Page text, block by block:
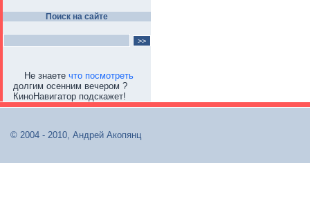
Поиск на сайте
Не знаете что посмотреть
долгим осенним вечером ?
КиноНавигатор подскажет!
© 2004 - 2010, Андрей Акопянц